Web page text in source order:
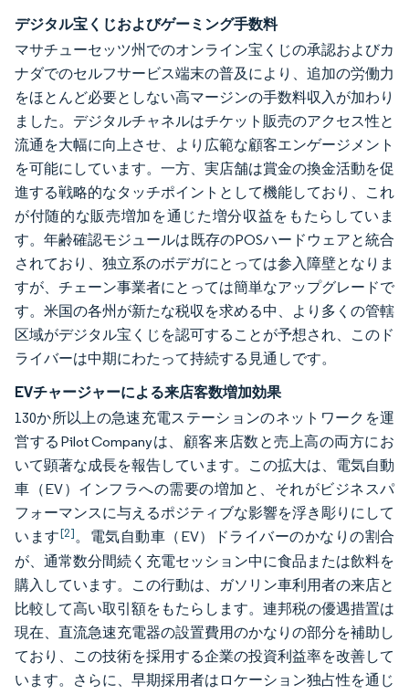
デジタル宝くじおよびゲーミング手数料
マサチューセッツ州でのオンライン宝くじの承認およびカ
ナダでのセルフサービス端末の普及により、追加の労働力
をほとんど必要としない高マージンの手数料収入が加わり
ました。デジタルチャネルはチケット販売のアクセス性と
流通を大幅に向上させ、より広範な顧客エンゲージメント
を可能にしています。一方、実店舗は賞金の換金活動を促
進する戦略的なタッチポイントとして機能しており、これ
が付随的な販売増加を通じた増分収益をもたらしていま
す。年齢確認モジュールは既存のPOSハードウェアと統合
されており、独立系のボデガにとっては参入障壁となりま
すが、チェーン事業者にとっては簡単なアップグレードで
す。米国の各州が新たな税収を求める中、より多くの管轄
区域がデジタル宝くじを認可することが予想され、このド
ライバーは中期にわたって持続する見通しです。
EVチャージャーによる来店客数増加効果
130か所以上の急速充電ステーションのネットワークを運
営するPilot Companyは、顧客来店数と売上高の両方にお
いて顕著な成長を報告しています。この拡大は、電気自動
車（EV）インフラへの需要の増加と、それがビジネスパ
フォーマンスに与えるポジティブな影響を浮き彫りにして
います[2]。電気自動車（EV）ドライバーのかなりの割合
が、通常数分間続く充電セッション中に食品または飲料を
購入しています。この行動は、ガソリン車利用者の来店と
比較して高い取引額をもたらします。連邦税の優遇措置は
現在、直流急速充電器の設置費用のかなりの部分を補助し
ており、この技術を採用する企業の投資利益率を改善して
います。さらに、早期採用者はロケーション独占性を通じ